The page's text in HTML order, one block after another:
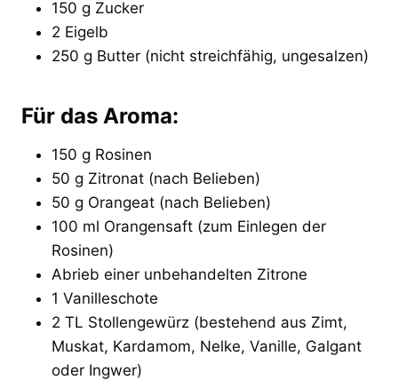
150 g Zucker
2 Eigelb
250 g Butter (nicht streichfähig, ungesalzen)
Für das Aroma:
150 g Rosinen
50 g Zitronat (nach Belieben)
50 g Orangeat (nach Belieben)
100 ml Orangensaft (zum Einlegen der
Rosinen)
Abrieb einer unbehandelten Zitrone
1 Vanilleschote
2 TL Stollengewürz (bestehend aus Zimt,
Muskat, Kardamom, Nelke, Vanille, Galgant
oder Ingwer)